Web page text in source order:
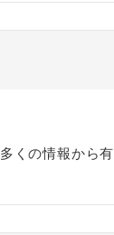
くの情報から有